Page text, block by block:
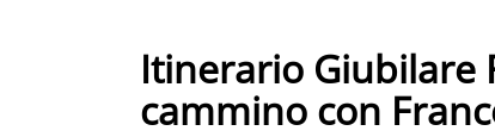
Itinerario Giubilare
cammino con